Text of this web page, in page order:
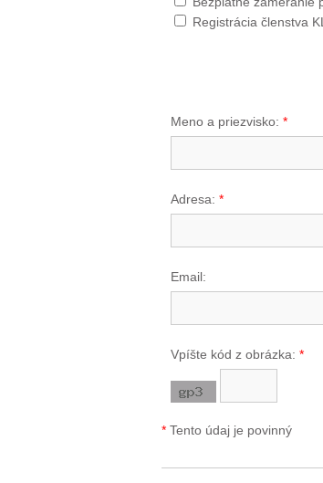
Registrácia členstva
Meno a priezvisko: *
Adresa: *
Email:
Vpíšte kód z obrázka: *
* Tento údaj je povinný